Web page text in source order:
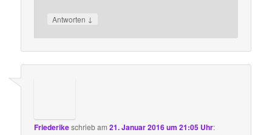
Antworten ↓
Friederikeschriebam21. Januar 2016 um 21:05 Uhr: